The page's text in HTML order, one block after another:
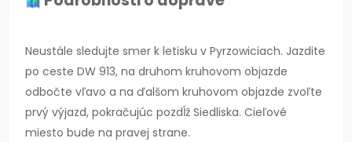
Neustále sledujte smer k letisku v Pyrzowiciach. Jazdite
po ceste DW 913, na druhom kruhovom objazde
odbočte vľavo a na ďalšom kruhovom objazde zvoľte
prvý výjazd, pokračujúc pozdĺž Siedliska. Cieľové
miesto bude na pravej strane.